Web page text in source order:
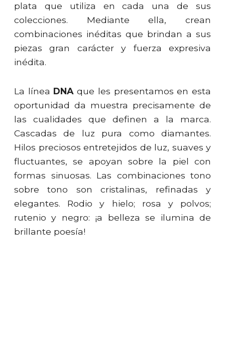
plata que utiliza en cada una de sus
colecciones. Mediante ella, crean
combinaciones inéditas que brindan a sus
piezas gran carácter y fuerza expresiva
inédita.
La línea DNAque les presentamos en esta
oportunidad da muestra precisamente de
las cualidades que definen a la marca.
Cascadas de luz pura como diamantes.
Hilos preciosos entretejidos de luz, suaves y
fluctuantes, se apoyan sobre la piel con
formas sinuosas. Las combinaciones tono
sobre tono son cristalinas, refinadas y
elegantes. Rodio y hielo; rosa y polvos;
rutenio y negro: ¡a belleza se ilumina de
brillante poesía!